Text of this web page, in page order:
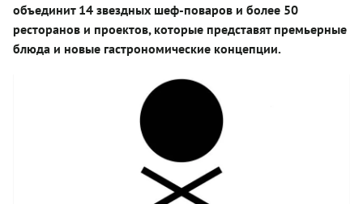
объединит 14 звездных шеф-поваров и более 50
ресторанов и проектов, которые представят премьерные
блюда и новые гастрономические концепции.